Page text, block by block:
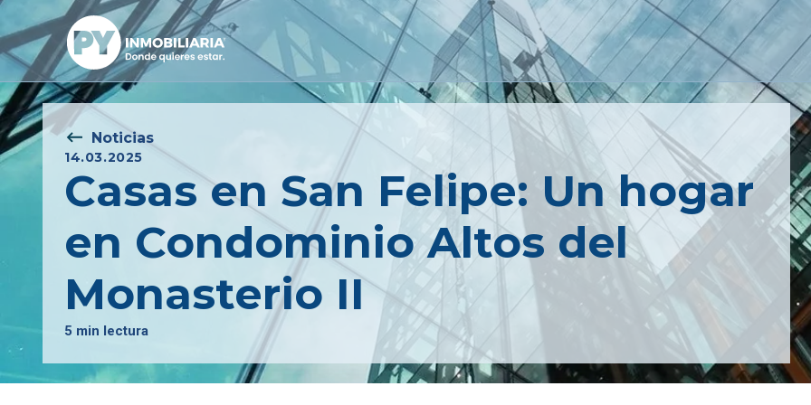
Noticias
14.03.2025
Casas en San Felipe: Un hogar
en Condominio Altos del
Monasterio II
5 min lectura